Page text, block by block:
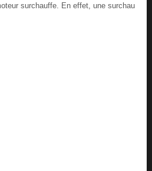
surchauffe. En effet, une surchau